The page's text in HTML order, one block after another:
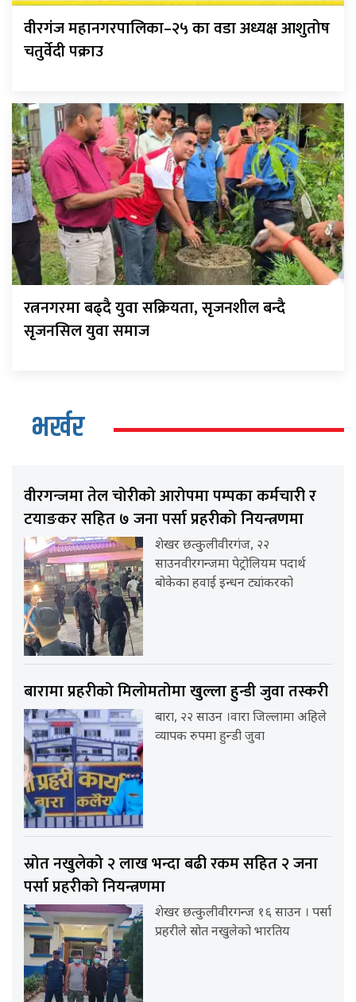
वीरगंज महानगरपालिका–२५ का वडा अध्यक्ष आशुतोष
चतुर्वेदी पक्राउ
रत्ननगरमा बढ्दै युवा सक्रियता, सृजनशील बन्दै
सृजनसिल युवा समाज
भर्खर
वीरगन्जमा तेल चोरीको आरोपमा पम्पका कर्मचारी र
टयाङकर सहित ७ जना पर्सा प्रहरीको नियन्त्रणमा
शेखर छत्कुलीवीरगंज, २२
साउनवीरगन्जमा पेट्रोलियम पदार्थ
बोकेका हवाई इन्धन ट्यांकरको
बारामा प्रहरीको मिलोमतोमा खुल्ला हुन्डी जुवा तस्करी
बारा, २२ साउन ।वारा जिल्लामा अहिले
व्यापक रुपमा हुन्डी जुवा
स्रोत नखुलेको २ लाख भन्दा बढी रकम सहित २ जना
पर्सा प्रहरीको नियन्त्रणमा
शेखर छत्कुलीवीरगन्ज १६ साउन । पर्सा
प्रहरीले स्रोत नखुलेको भारतिय